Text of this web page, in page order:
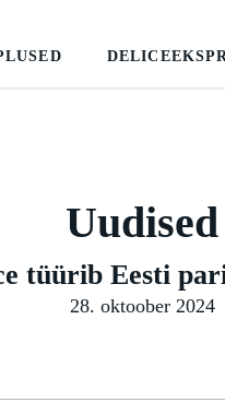
Uudised
tüürib Eesti
28. oktoober 2024